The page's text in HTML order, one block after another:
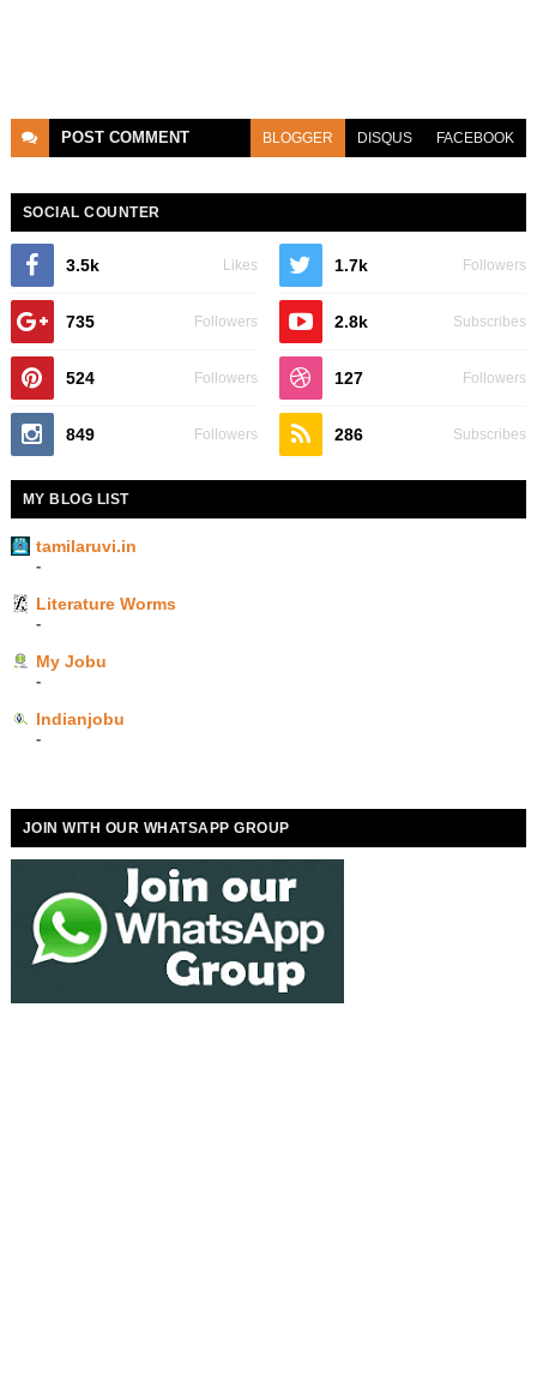
POST COMMENT BLOGGER DISQUS FACEBOOK
SOCIAL COUNTER
3.5k Likes 1.7k Followers
735 Followers 2.8k Subscribes
524 Followers 127 Followers
849 Followers 286 Subscribes
MY BLOG LIST
tamilaruvi.in
-
Literature Worms
-
My Jobu
-
Indianjobu
-
JOIN WITH OUR WHATSAPP GROUP